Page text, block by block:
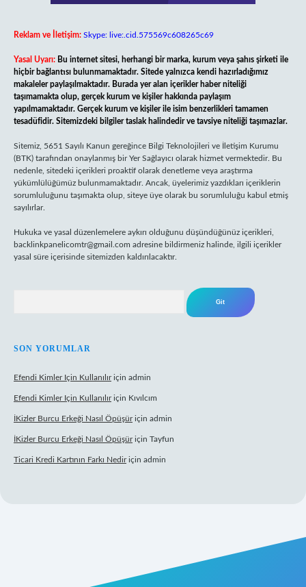
Reklam ve İletişim: Skype: live:.cid.575569c608265c69
Yasal Uyarı: Bu internet sitesi, herhangi bir marka, kurum veya şahıs şirketi ile
hiçbir bağlantısı bulunmamaktadır. Sitede yalnızca kendi hazırladığımız
makaleler paylaşılmaktadır. Burada yer alan içerikler haber niteliği
taşımamakta olup, gerçek kurum ve kişiler hakkında paylaşım
yapılmamaktadır. Gerçek kurum ve kişiler ile isim benzerlikleri tamamen
tesadüfidir. Sitemizdeki bilgiler taslak halindedir ve tavsiye niteliği taşımazlar.
Sitemiz, 5651 Sayılı Kanun gereğince Bilgi Teknolojileri ve İletişim Kurumu
(BTK) tarafından onaylanmış bir Yer Sağlayıcı olarak hizmet vermektedir. Bu
nedenle, sitedeki içerikleri proaktif olarak denetleme veya araştırma
yükümlülüğümüz bulunmamaktadır. Ancak, üyelerimiz yazdıkları içeriklerin
sorumluluğunu taşımakta olup, siteye üye olarak bu sorumluluğu kabul etmiş
sayılırlar.
Hukuka ve yasal düzenlemelere aykırı olduğunu düşündüğünüz içerikleri,
backlinkpanelicomtr@gmail.com adresine bildirmeniz halinde, ilgili içerikler
yasal süre içerisinde sitemizden kaldırılacaktır.
SON YORUMLAR
Efendi Kimler Için Kullanılıriçin admin
Efendi Kimler Için Kullanılıriçin Kıvılcım
İKizler Burcu Erkeği Nasıl Öpüşüriçin admin
İKizler Burcu Erkeği Nasıl Öpüşüriçin Tayfun
Ticari Kredi Kartının Farkı Nediriçin admin